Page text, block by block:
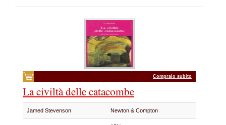
Compralo subito
La civiltà delle catacombe
Jamed Stevenson Newton & Compton